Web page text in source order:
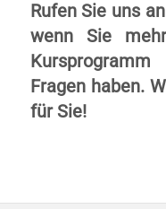
Rufen Sie uns
wenn Sie
Fragen haben.
für Sie!